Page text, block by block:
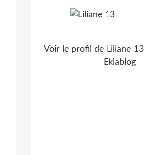
Voir le profil de Liliane 13
Eklablog